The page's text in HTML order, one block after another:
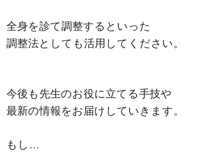
全身を診て調整するといった
調整法としても活用してください。
今後も先生のお役に立てる手技や
最新の情報をお届けしていきます。
もし…